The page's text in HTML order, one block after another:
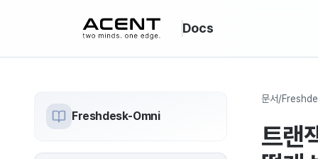
ACENT Docs
Freshdesk-Omni
문서/
트랜